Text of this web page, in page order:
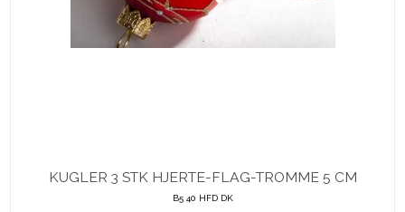
KUGLER 3 STK HJERTE-FLAG-TROMME 5 CM
B5 40 HFD DK